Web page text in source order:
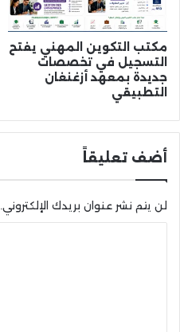
مكتب التكوين المهني يفتح
التسجيل في تخصصات
جديدة بمعهد أزغنغان
التطبيقي
أضف تعليقاً
لن يتم نشر عنوان بريدك الإلكتروني.